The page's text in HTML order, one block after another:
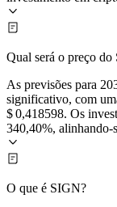
Qual será o preço
As previsões para
significativo, com
$ 0,418598. Os
340,40%, alinhando-
O que é SIGN?